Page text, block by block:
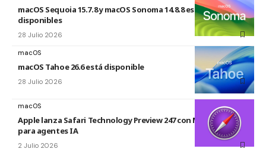
macOS Sequoia 15.7.8 y macOS Sonoma 14.8.8 están
disponibles
28 Julio 2026
macOS
macOS Tahoe 26.6 está disponible
28 Julio 2026
macOS
Apple lanza Safari Technology Preview 247 con MCP Server
para agentes IA
2 Julio 2026